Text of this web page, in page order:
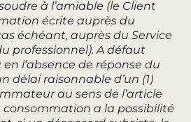
à l’amiable (le Client
écrite auprès du
échéant, auprès du Service
professionnel). A défaut
l’absence de réponse du
délai raisonnable d’un (1)
au sens de l’article
consommation a la possibilité